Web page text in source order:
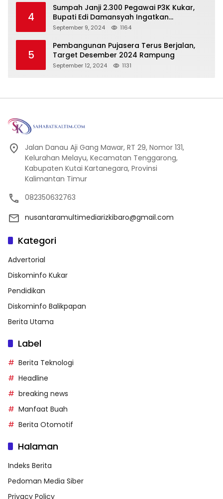
4
Sumpah Janji 2.300 Pegawai P3K Kukar,
Bupati Edi Damansyah Ingatkan
Tanggung Jawab Baru
September 9, 2024 1164
5
Pembangunan Pujasera Terus Berjalan,
Target Desember 2024 Rampung
September 12, 2024 1131
Jalan Danau Aji Gang Mawar, RT 29, Nomor 131,
Kelurahan Melayu, Kecamatan Tenggarong,
Kabupaten Kutai Kartanegara, Provinsi
Kalimantan Timur
082350632763
nusantaramultimediarizkibaro@gmail.com
Kategori
Advertorial
Diskominfo Kukar
Pendidikan
Diskominfo Balikpapan
Berita Utama
Label
Berita Teknologi
Headline
breaking news
Manfaat Buah
Berita Otomotif
Halaman
Indeks Berita
Pedoman Media Siber
Privacy Policy